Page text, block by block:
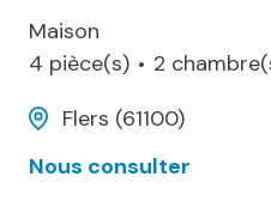
Maison
4 pièce(s)
2
Flers (61100)
Nous consulter